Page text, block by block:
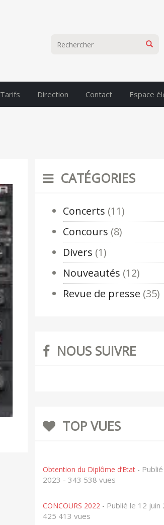
Tarifs Direction Contact Espace
CATÉGORIES
Concerts (11)
Concours (8)
Divers (1)
Nouveautés (12)
Revue de presse (35)
NOUS SUIVRE
TOP VUES
Obtention du Diplôme d’Etat -
2023 - 343 538 vues
CONCOURS 2022 - Publié le 12 juin
425 413 vues